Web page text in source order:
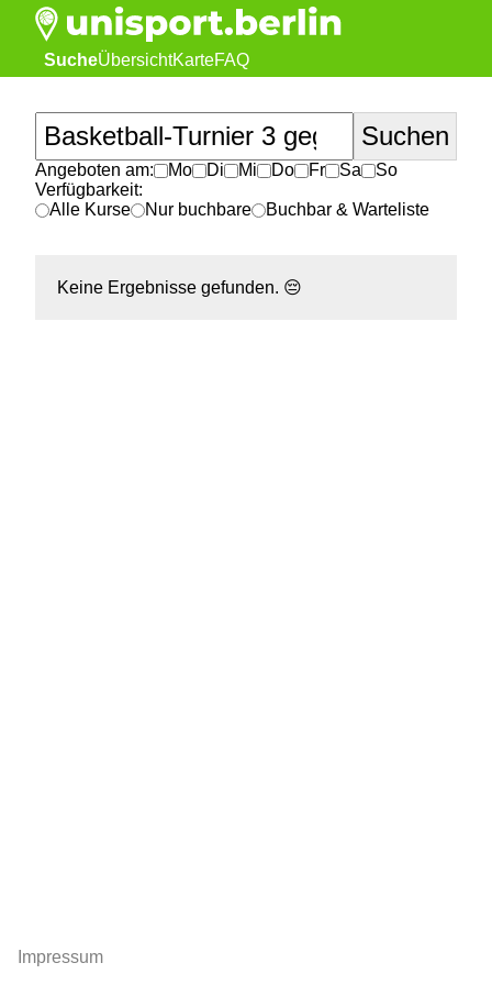
SucheÜbersichtKarteFAQ
Angeboten am: Mo Di Mi Do Fr Sa
So
Verfügbarkeit:
Alle Kurse
Nur buchbare Buchbar & Warteliste
Keine Ergebnisse gefunden. 😔
Impressum